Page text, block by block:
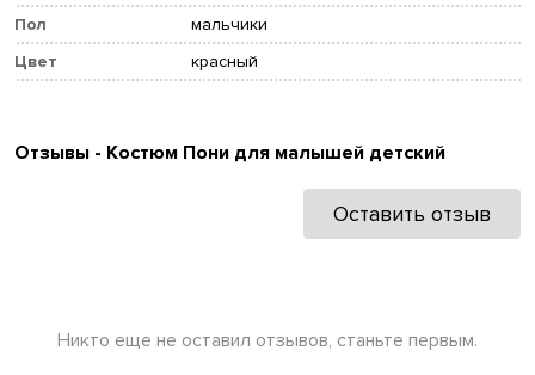
Пол
мальчики
Цвет
красный
Отзывы - Костюм Пони для малышей детский
Оставить отзыв
Никто еще не оставил отзывов, станьте первым.